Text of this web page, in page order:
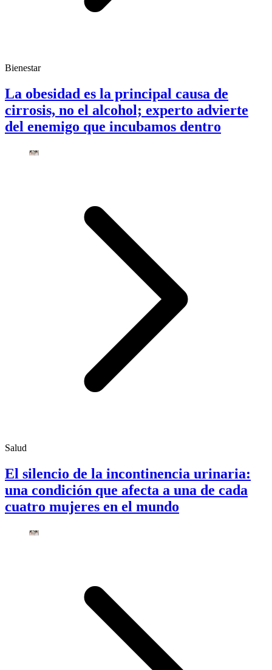
Bienestar
La obesidad es la principal causa de
cirrosis, no el alcohol; experto advierte
del enemigo que incubamos dentro
Salud
El silencio de la incontinencia urinaria:
una condición que afecta a una de cada
cuatro mujeres en el mundo